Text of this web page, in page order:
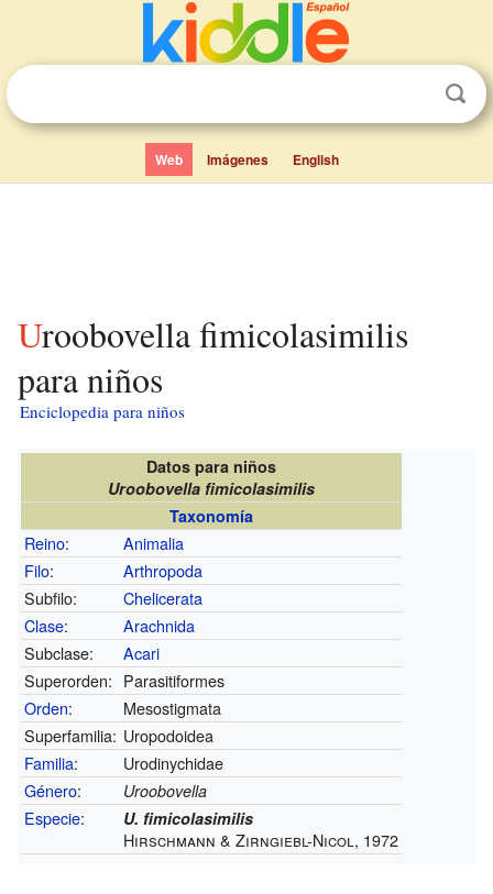
Web Imágenes English
Uroobovella fimicolasimilis
para niños
Enciclopedia para niños
Datos para niños
Uroobovella fimicolasimilis
Taxonomía
Reino:
Animalia
Filo:
Arthropoda
Subfilo:
Chelicerata
Clase:
Arachnida
Subclase:
Acari
Superorden: Parasitiformes
Orden:
Mesostigmata
Superfamilia: Uropodoidea
Familia:
Urodinychidae
Género: Uroobovella
Especie: U. fimicolasimilis
Hirschmann & Zirngiebl-Nicol, 1972